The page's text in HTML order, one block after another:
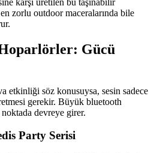
zorlu outdoor maceralarında bile
Gücü
etkinliği söz konusuysa, sesin sadece
gerekir. Büyük bluetooth
devreye girer.
Party Serisi